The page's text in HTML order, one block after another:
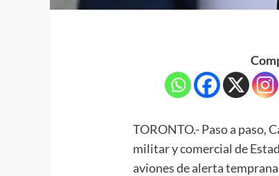
TORONTO.- Paso a paso,
militar y comercial de
aviones de alerta